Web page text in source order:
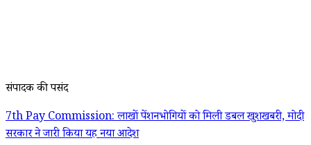
संपादक की पसंद
7th Pay Commission: लाखों पेंशनभोगियों को मिली डबल खुशखबरी, मोदी
सरकार ने जारी किया यह नया आदेश